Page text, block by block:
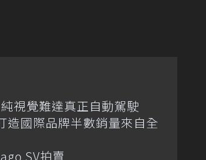
視覺難達真正自動駕駛
造國際品牌半數銷量來自全
SV拍賣